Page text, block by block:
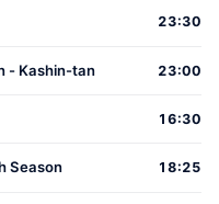
23:30
- Kashin-tan 23:00
16:30
Season 18:25